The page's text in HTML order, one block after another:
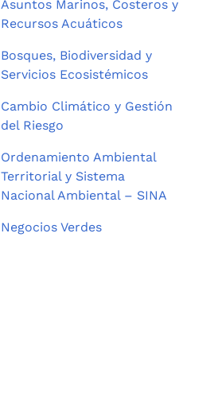
Asuntos Marinos, Costeros y
Recursos Acuáticos
Bosques, Biodiversidad y
Servicios Ecosistémicos
Cambio Climático y Gestión
del Riesgo
Ordenamiento Ambiental
Territorial y Sistema
Nacional Ambiental – SINA
Negocios Verdes